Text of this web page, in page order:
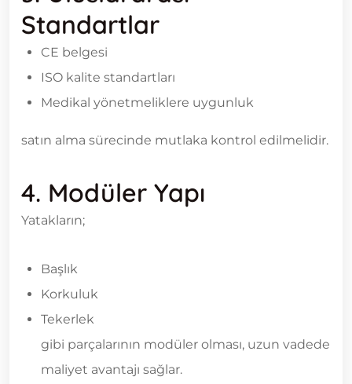
Standartlar
CE belgesi
ISO kalite standartları
Medikal yönetmeliklere uygunluk
satın alma sürecinde mutlaka kontrol edilmelidir.
4. Modüler Yapı
Yatakların;
Başlık
Korkuluk
Tekerlek
gibi parçalarının modüler olması, uzun vadede
maliyet avantajı sağlar.